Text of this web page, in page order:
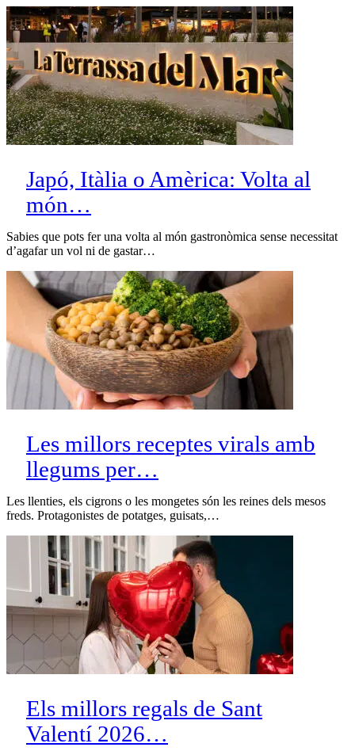
Japó, Itàlia o Amèrica: Volta al
món…
Sabies que pots fer una volta al món gastronòmica sense necessitat
d’agafar un vol ni de gastar…
Les millors receptes virals amb
llegums per…
Les llenties, els cigrons o les mongetes són les reines dels mesos
freds. Protagonistes de potatges, guisats,…
Els millors regals de Sant
Valentí 2026…